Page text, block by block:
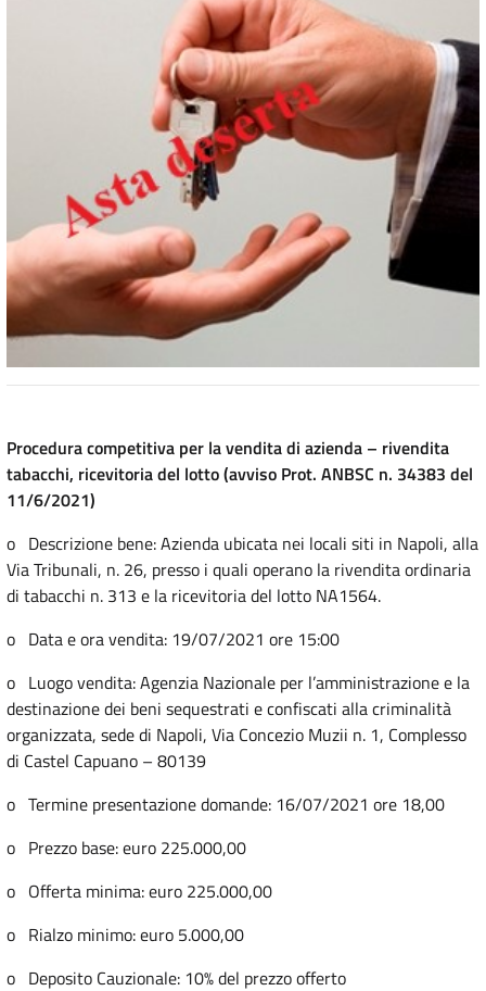
Procedura competitiva per la vendita di azienda – rivendita
tabacchi, ricevitoria del lotto (avviso Prot. ANBSC n. 34383 del
11/6/2021)
o Descrizione bene: Azienda ubicata nei locali siti in Napoli, alla
Via Tribunali, n. 26, presso i quali operano la rivendita ordinaria
di tabacchi n. 313 e la ricevitoria del lotto NA1564.
o Data e ora vendita: 19/07/2021 ore 15:00
o Luogo vendita: Agenzia Nazionale per l’amministrazione e la
destinazione dei beni sequestrati e confiscati alla criminalità
organizzata, sede di Napoli, Via Concezio Muzii n. 1, Complesso
di Castel Capuano – 80139
o Termine presentazione domande: 16/07/2021 ore 18,00
o Prezzo base: euro 225.000,00
o Offerta minima: euro 225.000,00
o Rialzo minimo: euro 5.000,00
o Deposito Cauzionale: 10% del prezzo offerto